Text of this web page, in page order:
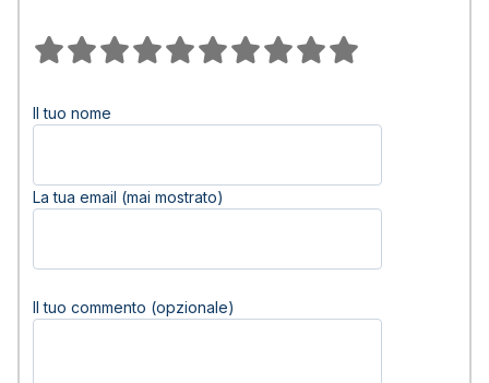
Il tuo nome
La tua email (mai mostrato)
Il tuo commento (opzionale)